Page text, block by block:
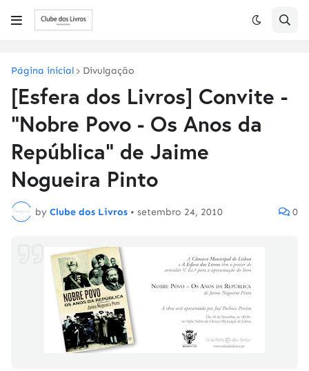
Página inicial Divulgação
[Esfera dos Livros] Convite -
"Nobre Povo - Os Anos da
República" de Jaime
Nogueira Pinto
by Clube dos Livros • setembro 24, 2010 0